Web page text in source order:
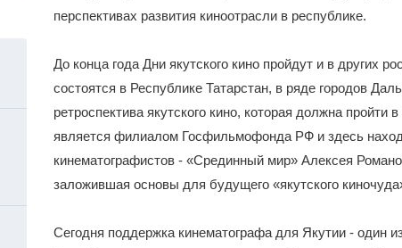
перспективах развития киноотрасли в республике.
До конца года Дни якутского кино пройдут и в других
состоятся в Республике Татарстан, в ряде городов
ретроспектива якутского кино, которая должна
является филиалом Госфильмофонда РФ и здесь
кинематографистов - «Срединный мир» Алексея
заложившая основы для будущего «якутского
Сегодня поддержка кинематографа для Якутии - один